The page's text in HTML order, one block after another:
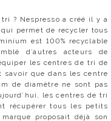
? Nespresso a créé il y a
permet de recycler tous
est 100% recyclable
d’autres acteurs de
les centres de tri de
que dans les centre
de diamètre ne sont pas
les centres de tri
récupérer tous les petits
proposait déjà son